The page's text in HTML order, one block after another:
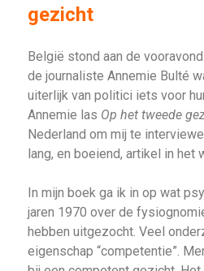
gezicht
België stond aan de
de journaliste Annemie Bulté
uiterlijk van politici iets voor
Annemie las Op het tweede
Nederland om mij te
lang, en boeiend, artikel in het
In mijn boek ga ik in op wat
jaren 1970 over de
hebben uitgezocht. Veel
eigenschap “competentie”.